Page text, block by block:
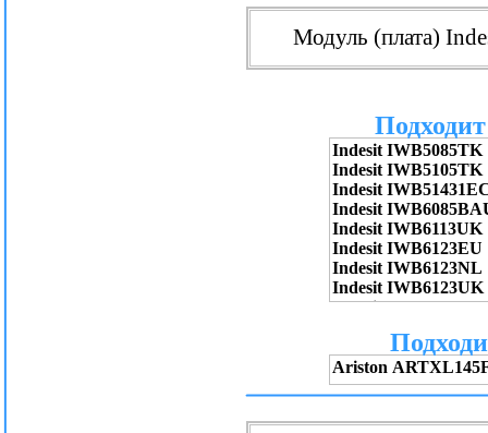
Модуль (плата)